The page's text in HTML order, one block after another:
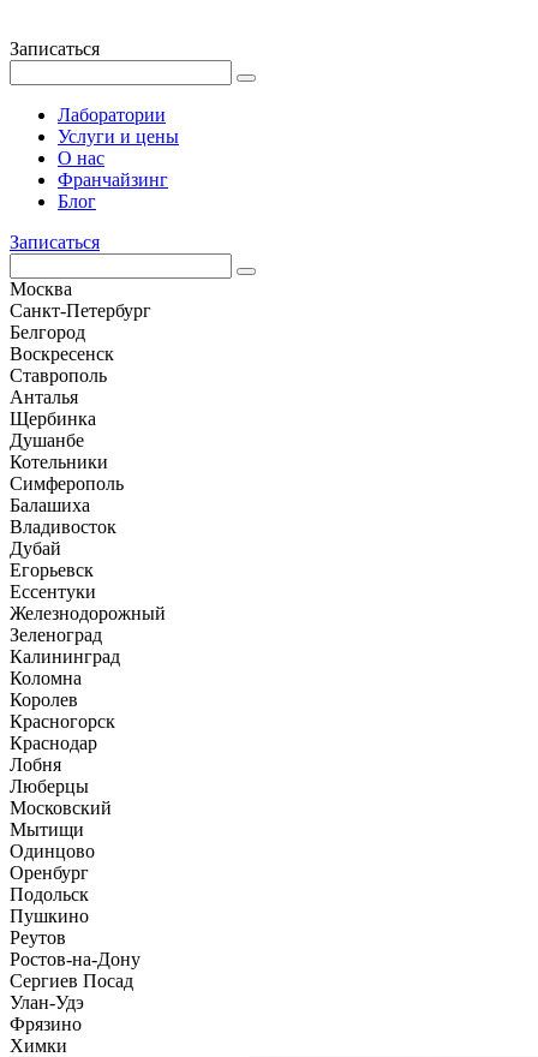
Записаться
Лаборатории
Услуги и цены
О нас
Франчайзинг
Блог
Записаться
Москва
Санкт-Петербург
Белгород
Воскресенск
Ставрополь
Анталья
Щербинка
Душанбе
Котельники
Симферополь
Балашиха
Владивосток
Дубай
Егорьевск
Ессентуки
Железнодорожный
Зеленоград
Калининград
Коломна
Королев
Красногорск
Краснодар
Лобня
Люберцы
Московский
Мытищи
Одинцово
Оренбург
Подольск
Пушкино
Реутов
Ростов-на-Дону
Сергиев Посад
Улан-Удэ
Фрязино
Химки